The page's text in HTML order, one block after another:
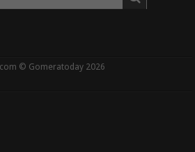
© Gomeratoday 2026